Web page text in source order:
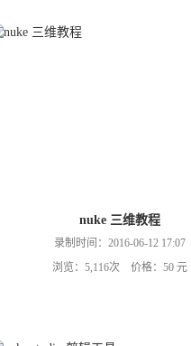
nuke 三维教程
录制时间：2016-06-12 17:07
浏览：5,116次 价格：50 元